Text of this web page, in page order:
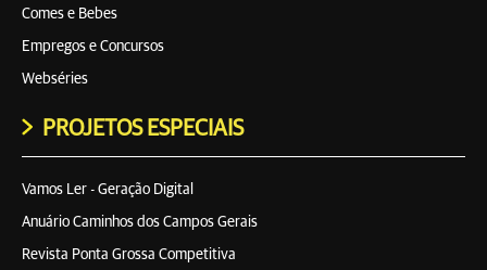
Comes e Bebes
Empregos e Concursos
Webséries
PROJETOS ESPECIAIS
Vamos Ler - Geração Digital
Anuário Caminhos dos Campos Gerais
Revista Ponta Grossa Competitiva